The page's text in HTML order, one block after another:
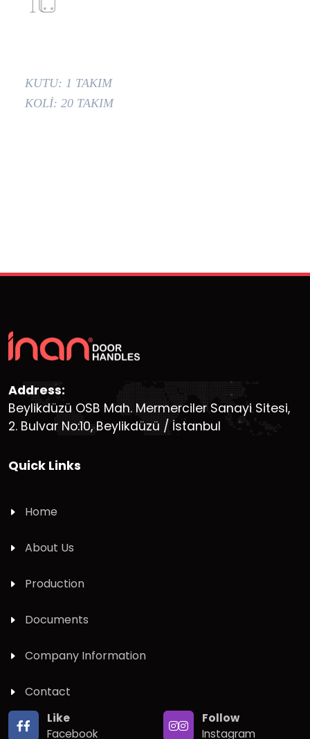
KUTU: 1 TAKIM
KOLİ: 20 TAKIM
Address:
Beylikdüzü OSB Mah. Mermerciler Sanayi Sitesi,
2. Bulvar No:10, Beylikdüzü / İstanbul
Quick Links
Home
About Us
Production
Documents
Company Information
Contact
Like
Facebook
Follow
Instagram